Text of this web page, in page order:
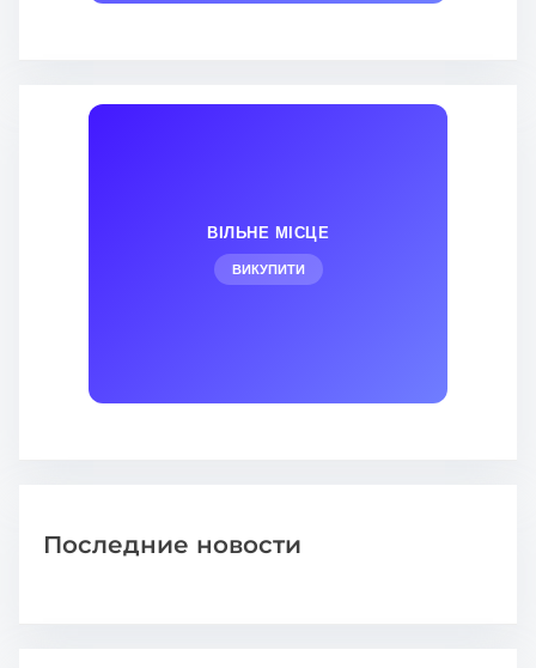
ВІЛЬНЕ МІСЦЕ
ВИКУПИТИ
Последние новости